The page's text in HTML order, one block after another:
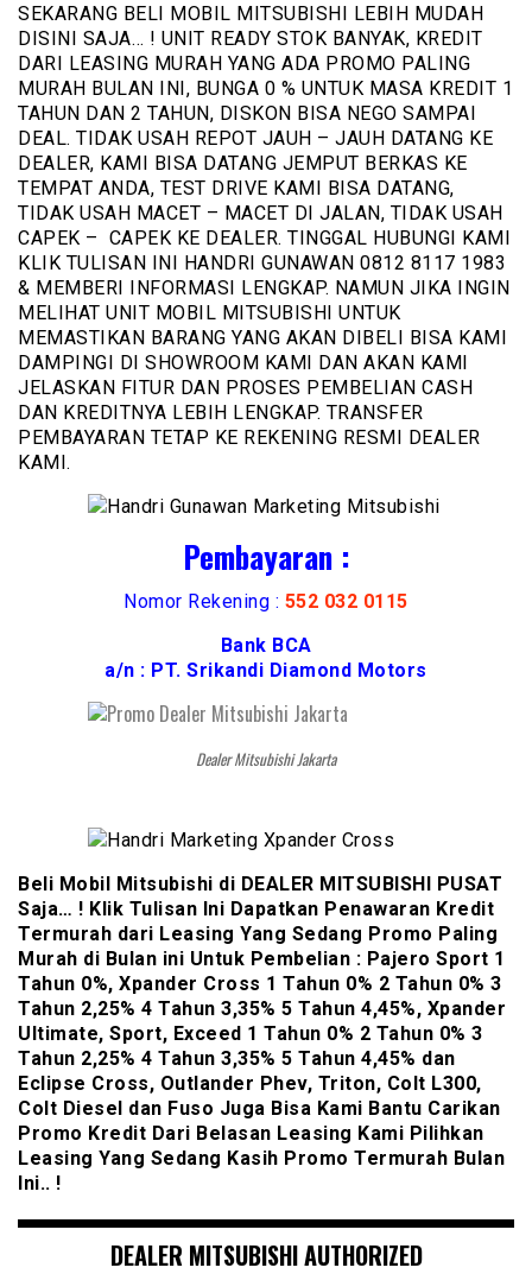
SEKARANG BELI MOBIL MITSUBISHI LEBIH MUDAH
DISINI SAJA… ! UNIT READY STOK BANYAK, KREDIT
DARI LEASING MURAH YANG ADA PROMO PALING
MURAH BULAN INI, BUNGA 0 % UNTUK MASA KREDIT 1
TAHUN DAN 2 TAHUN, DISKON BISA NEGO SAMPAI
DEAL. TIDAK USAH REPOT JAUH – JAUH DATANG KE
DEALER, KAMI BISA DATANG JEMPUT BERKAS KE
TEMPAT ANDA, TEST DRIVE KAMI BISA DATANG,
TIDAK USAH MACET – MACET DI JALAN, TIDAK USAH
CAPEK – CAPEK KE DEALER. TINGGAL HUBUNGI KAMI
KLIK TULISAN INI HANDRI GUNAWAN 0812 8117 1983
& MEMBERI INFORMASI LENGKAP. NAMUN JIKA INGIN
MELIHAT UNIT MOBIL MITSUBISHI UNTUK
MEMASTIKAN BARANG YANG AKAN DIBELI BISA KAMI
DAMPINGI DI SHOWROOM KAMI DAN AKAN KAMI
JELASKAN FITUR DAN PROSES PEMBELIAN CASH
DAN KREDITNYA LEBIH LENGKAP. TRANSFER
PEMBAYARAN TETAP KE REKENING RESMI DEALER
KAMI.
Pembayaran :
Nomor Rekening : 552 032 0115
Bank BCA
a/n : PT. Srikandi Diamond Motors
Dealer Mitsubishi Jakarta
Beli Mobil Mitsubishi di DEALER MITSUBISHI PUSAT
Saja… ! Klik Tulisan Ini Dapatkan Penawaran Kredit
Termurah dari Leasing Yang Sedang Promo Paling
Murah di Bulan ini Untuk Pembelian : Pajero Sport 1
Tahun 0%, Xpander Cross 1 Tahun 0% 2 Tahun 0% 3
Tahun 2,25% 4 Tahun 3,35% 5 Tahun 4,45%, Xpander
Ultimate, Sport, Exceed 1 Tahun 0% 2 Tahun 0% 3
Tahun 2,25% 4 Tahun 3,35% 5 Tahun 4,45% dan
Eclipse Cross, Outlander Phev, Triton, Colt L300,
Colt Diesel dan Fuso Juga Bisa Kami Bantu Carikan
Promo Kredit Dari Belasan Leasing Kami Pilihkan
Leasing Yang Sedang Kasih Promo Termurah Bulan
Ini.. !
DEALER MITSUBISHI AUTHORIZED